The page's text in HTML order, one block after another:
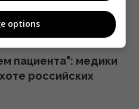
пациента": медики
российских
options